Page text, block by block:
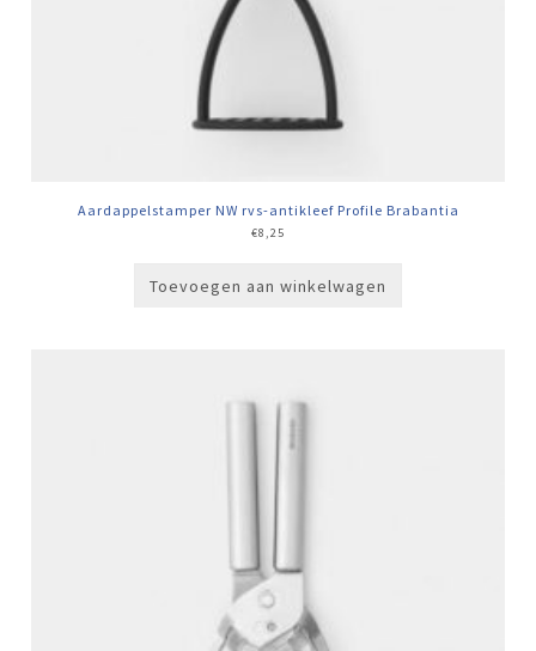
Aardappelstamper NW rvs-antikleef Profile Brabantia
€8,25
Toevoegen aan winkelwagen